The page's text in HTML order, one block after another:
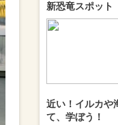
新恐竜スポット
近い！イルカや
て、学ぼう！